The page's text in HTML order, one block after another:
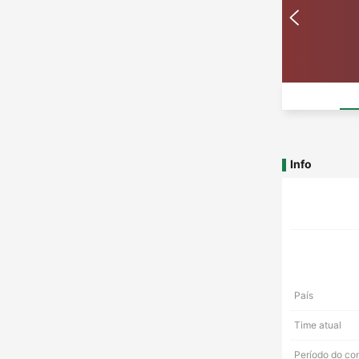
Info
País
Time atual
Período do